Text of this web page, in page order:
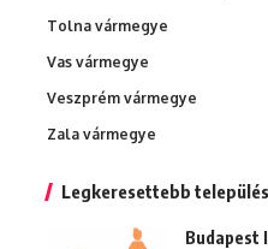
Tolna vármegye
Vas vármegye
Veszprém vármegye
Zala vármegye
Legkeresettebb
Budapest